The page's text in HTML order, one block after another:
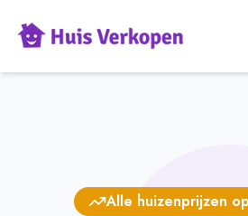
Alle huizenprijzen